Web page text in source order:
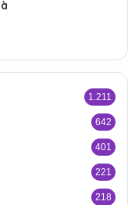
1.211
642
401
221
218